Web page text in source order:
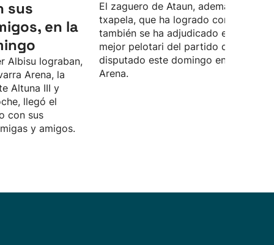
sus
en la
Albisu lograban,
Arena, la
Altuna III y
llegó el
con sus
y amigos.
El zaguero de Ataun, además de la
txapela, que ha logrado con Unai
también se ha adjudicado el premio
mejor pelotari del partido definitivo,
disputado este domingo en el
Arena.